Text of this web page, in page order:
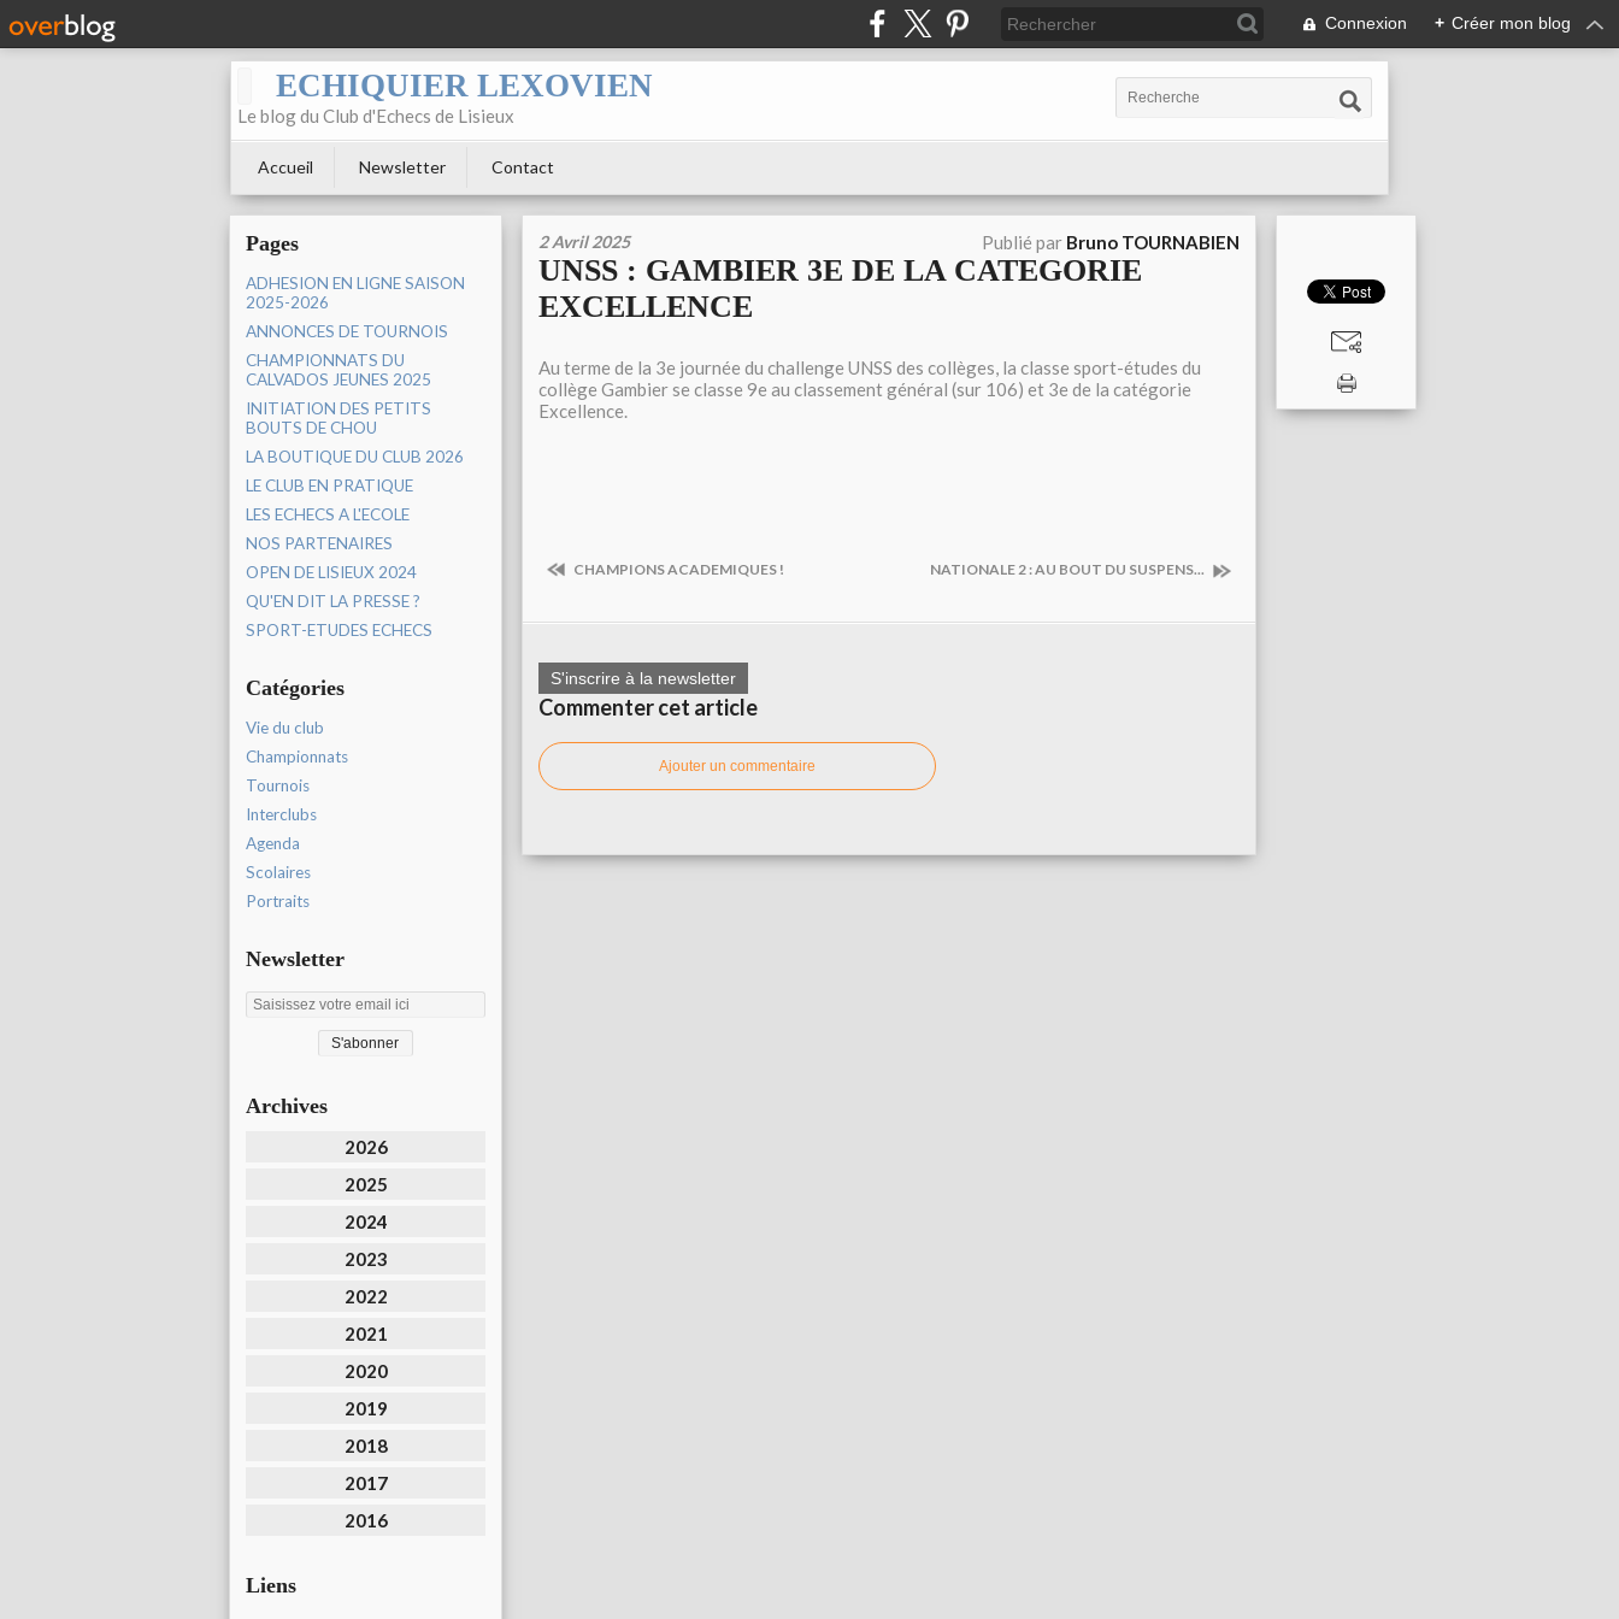
Connexion + Créer mon blog
ECHIQUIER LEXOVIEN
Le blog du Club d'Echecs de Lisieux
Accueil Newsletter Contact
Pages
ADHESION EN LIGNE SAISON
2025-2026
ANNONCES DE TOURNOIS
CHAMPIONNATS DU
CALVADOS JEUNES 2025
INITIATION DES PETITS
BOUTS DE CHOU
LA BOUTIQUE DU CLUB 2026
LE CLUB EN PRATIQUE
LES ECHECS A L'ECOLE
NOS PARTENAIRES
OPEN DE LISIEUX 2024
QU'EN DIT LA PRESSE ?
SPORT-ETUDES ECHECS
Catégories
Vie du club
Championnats
Tournois
Interclubs
Agenda
Scolaires
Portraits
Newsletter
Archives
2026
2025
2024
2023
2022
2021
2020
2019
2018
2017
2016
Liens
2 Avril 2025 Publié par Bruno TOURNABIEN
UNSS : GAMBIER 3E DE LA CATEGORIE
EXCELLENCE
Au terme de la 3e journée du challenge UNSS des collèges, la classe sport-études du
collège Gambier se classe 9e au classement général (sur 106) et 3e de la catégorie
Excellence.
CHAMPIONS ACADEMIQUES ! NATIONALE 2 : AU BOUT DU SUSPENS...
S'inscrire à la newsletter
Commenter cet article
Ajouter un commentaire